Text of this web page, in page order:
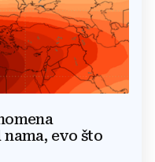
evo što